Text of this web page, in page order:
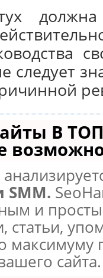
следует
В
SMM.
и
статьи,
максимуму
сайта.